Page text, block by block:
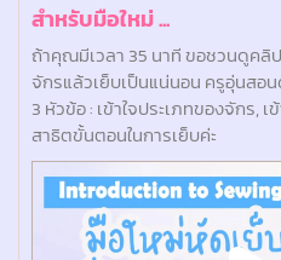
สำหรับมือใหม่ ...
ถ้าคุณมีเวลา 35 นาที ขอชวนดูคลิป
จักรแล้วเย็บเป็นแน่นอน ครูอุ่นสอ
3 หัวข้อ : เข้าใจประเภทของจักร,
สาธิตขั้นตอนในการเย็บค่ะ